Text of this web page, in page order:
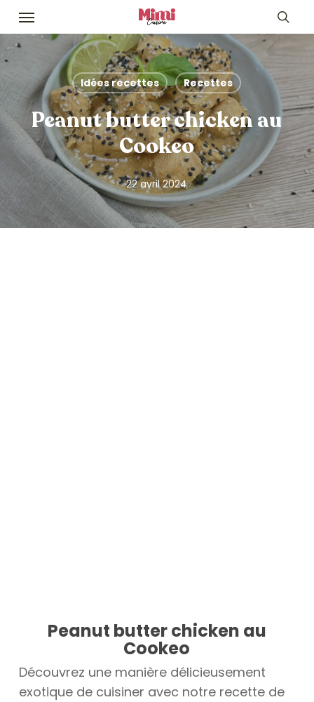
Skip
main
content
Menu
Idées recettes Recettes
Peanut butter chicken au
Cookeo
22 avril 2024
Peanut butter chicken au
Cookeo
Découvrez une manière délicieusement
exotique de cuisiner avec notre recette de